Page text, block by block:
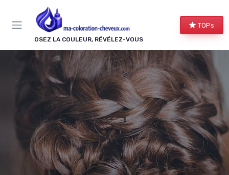
OSEZ LA COULEUR, RÉVÉLEZ-VOUS
TOPs
Panneau de gestion des cookies